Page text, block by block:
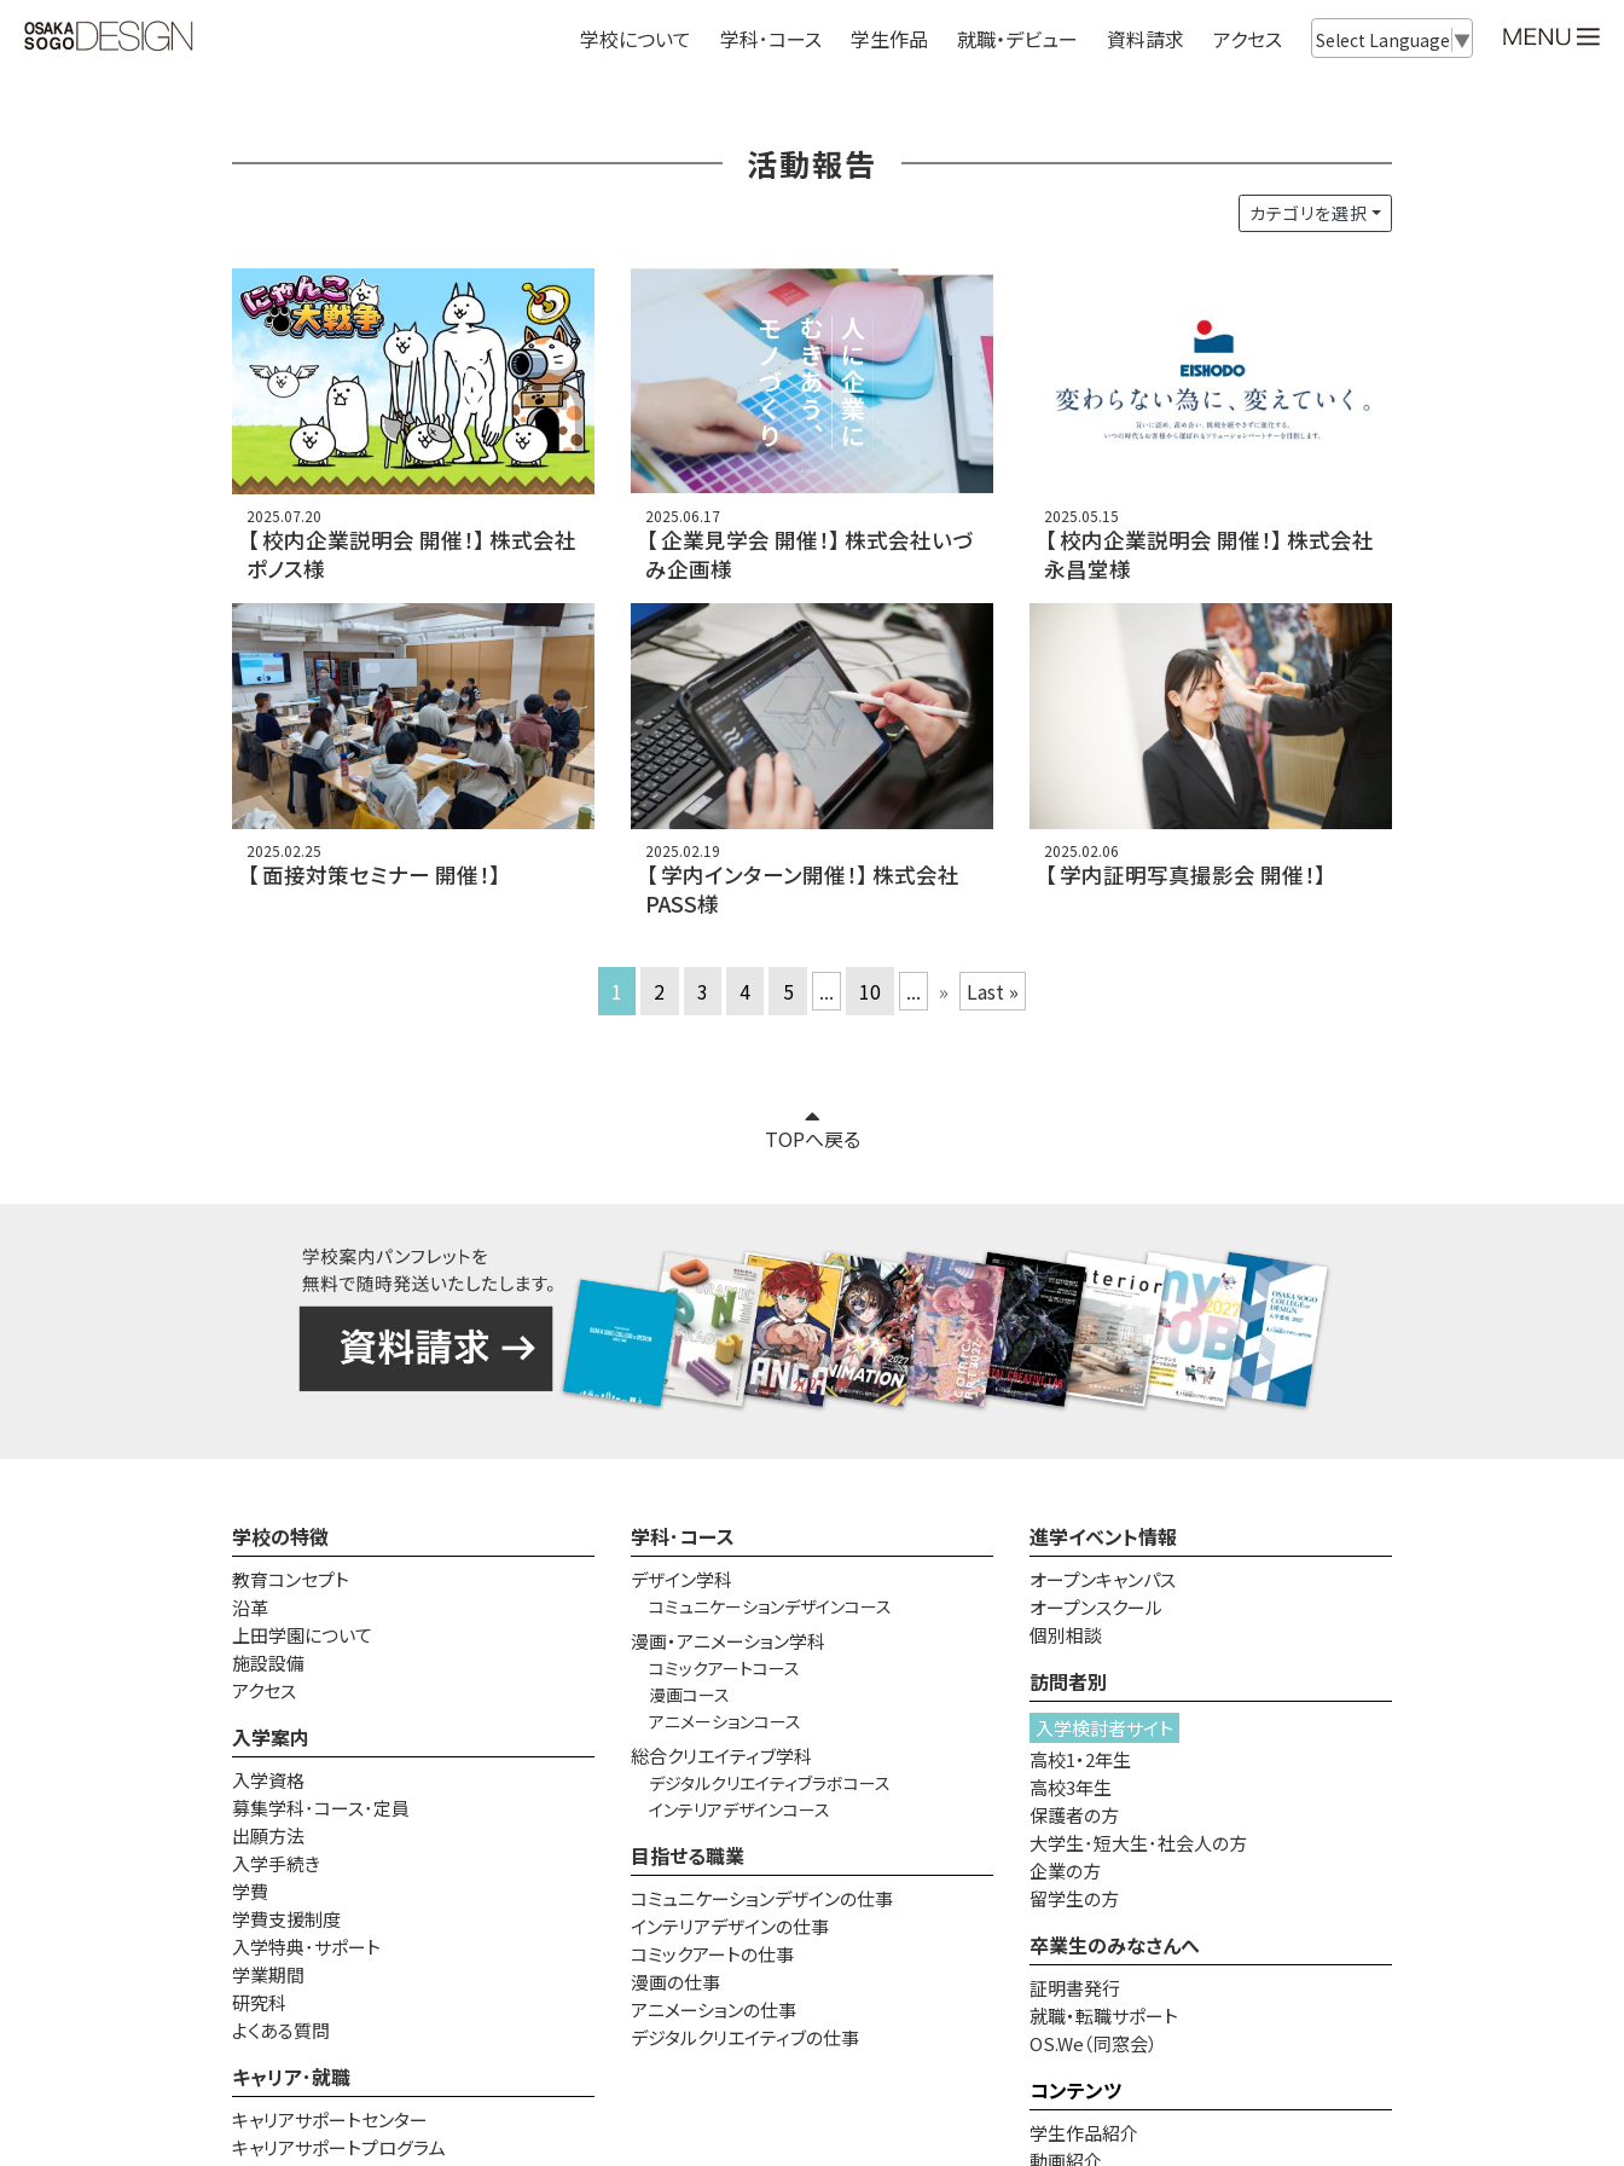
学校について 学科･コース 学生作品 就職・デビュー 資料請求 アクセス Select Language ▼
活動報告
カテゴリを選択
2025.07.20
【 校内企業説明会 開催！】 株式会社
ポノス様
2025.06.17
【 企業見学会 開催！】 株式会社いづ
み企画様
2025.05.15
【 校内企業説明会 開催！】 株式会社
永昌堂様
2025.02.25
【 面接対策セミナー 開催！】
2025.02.19
【 学内インターン開催！】 株式会社
PASS様
2025.02.06
【 学内証明写真撮影会 開催！】
1 2 3 4 5 ... 10 ... » Last »
TOPへ戻る
学校の特徴
教育コンセプト
沿革
上田学園について
施設設備
アクセス
入学案内
入学資格
募集学科･コース･定員
出願方法
入学手続き
学費
学費支援制度
入学特典･サポート
学業期間
研究科
よくある質問
キャリア･就職
キャリアサポートセンター
キャリアサポートプログラム
学科･コース
デザイン学科
コミュニケーションデザインコース
漫画・アニメーション学科
コミックアートコース
漫画コース
アニメーションコース
総合クリエイティブ学科
デジタルクリエイティブラボコース
インテリアデザインコース
目指せる職業
コミュニケーションデザインの仕事
インテリアデザインの仕事
コミックアートの仕事
漫画の仕事
アニメーションの仕事
デジタルクリエイティブの仕事
進学イベント情報
オープンキャンパス
オープンスクール
個別相談
訪問者別
入学検討者サイト
高校1・2年生
高校3年生
保護者の方
大学生･短大生･社会人の方
企業の方
留学生の方
卒業生のみなさんへ
証明書発行
就職・転職サポート
OS.We（同窓会）
コンテンツ
学生作品紹介